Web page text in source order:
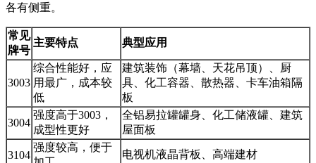
各有侧重。
常见
牌号
主要特点 典型应用
3003
综合性能好，应
用最广，成本较
低
建筑装饰（幕墙、天花吊顶）、厨
具、化工容器、散热器、卡车油箱隔
板
3004
强度高于3003，
成型性更好
全铝易拉罐罐身、化工储液罐、建筑
屋面板
3104
强度较高，便于
电视机液晶背板、高端建材